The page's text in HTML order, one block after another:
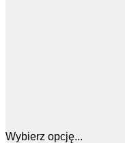
Wybierz opcję...